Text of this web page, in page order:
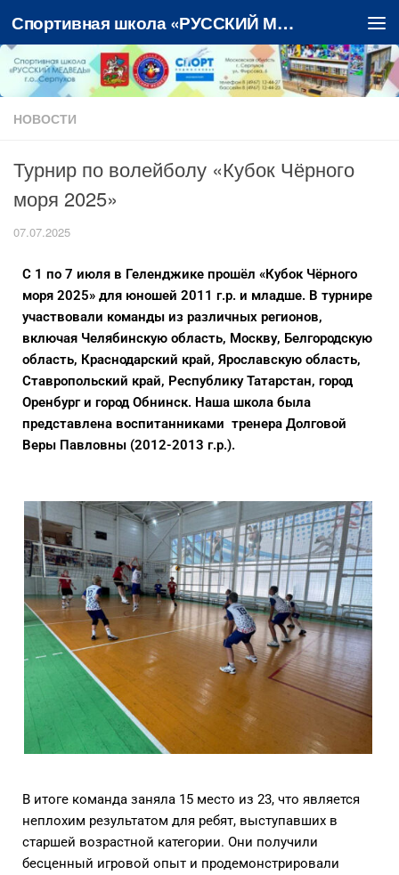
Перейти к содержимому Спортивная школа «РУССКИЙ МЕДВЕДЬ»
НОВОСТИ
Турнир по волейболу «Кубок Чёрного
моря 2025»
07.07.2025
С 1 по 7 июля в Геленджике прошёл «Кубок Чёрного
моря 2025» для юношей 2011 г.р. и младше. В турнире
участвовали команды из различных регионов,
включая Челябинскую область, Москву, Белгородскую
область, Краснодарский край, Ярославскую область,
Ставропольский край, Республику Татарстан, город
Оренбург и город Обнинск. Наша школа была
представлена воспитанниками тренера Долговой
Веры Павловны (2012-2013 г.р.).
В итоге команда заняла 15 место из 23, что является
неплохим результатом для ребят, выступавших в
старшей возрастной категории. Они получили
бесценный игровой опыт и продемонстрировали